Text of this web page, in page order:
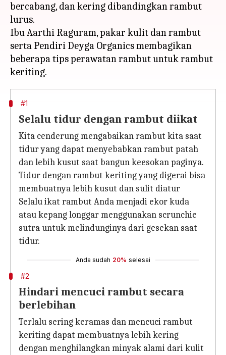
bercabang, dan kering dibandingkan rambut
lurus.
Ibu Aarthi Raguram, pakar kulit dan rambut
serta Pendiri Deyga Organics membagikan
beberapa tips perawatan rambut untuk rambut
#1
Selalu tidur dengan rambut diikat
Kita cenderung mengabaikan rambut kita saat
tidur yang dapat menyebabkan rambut patah
dan lebih kusut saat bangun keesokan paginya.
Tidur dengan rambut keriting yang digerai bisa
membuatnya lebih kusut dan sulit diatur
Selalu ikat rambut Anda menjadi ekor kuda
atau kepang longgar menggunakan scrunchie
sutra untuk melindunginya dari gesekan saat
tidur.
Anda sudah 20% selesai
#2
Hindari mencuci rambut secara
berlebihan
Terlalu sering keramas dan mencuci rambut
keriting dapat membuatnya lebih kering
dengan menghilangkan minyak alami dari kulit